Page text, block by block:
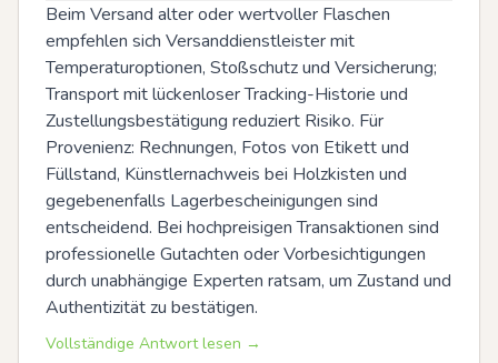
Beim Versand alter oder wertvoller Flaschen
empfehlen sich Versanddienstleister mit
Temperaturoptionen, Stoßschutz und Versicherung;
Transport mit lückenloser Tracking-Historie und
Zustellungsbestätigung reduziert Risiko. Für
Provenienz: Rechnungen, Fotos von Etikett und
Füllstand, Künstlernachweis bei Holzkisten und
gegebenenfalls Lagerbescheinigungen sind
entscheidend. Bei hochpreisigen Transaktionen sind
professionelle Gutachten oder Vorbesichtigungen
durch unabhängige Experten ratsam, um Zustand und
Authentizität zu bestätigen.
Vollständige Antwort lesen →